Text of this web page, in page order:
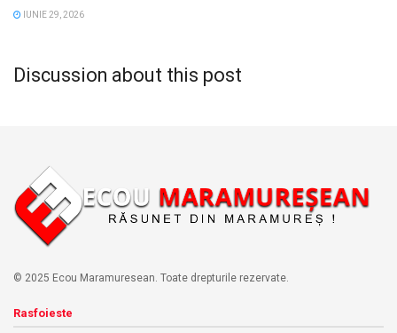
IUNIE 29, 2026
Discussion about this post
© 2025 Ecou Maramuresean. Toate drepturile rezervate.
Rasfoieste